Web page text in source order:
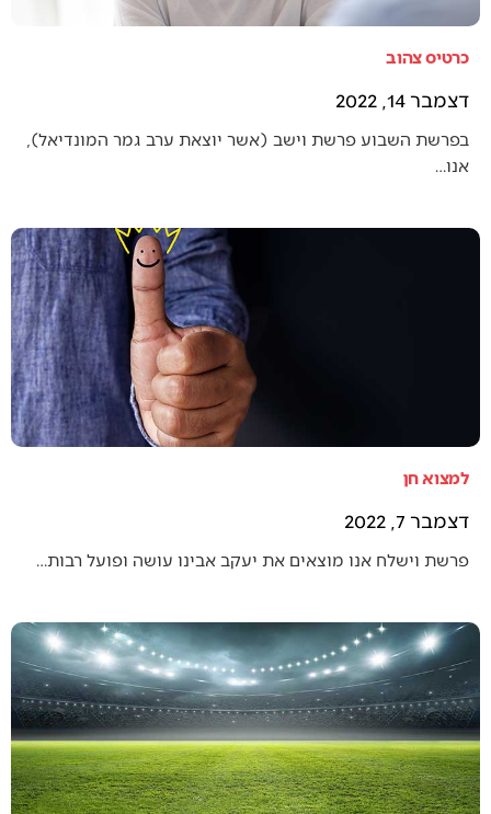
כרטיס צהוב
דצמבר 14, 2022
בפרשת השבוע פרשת וישב (אשר יוצאת ערב גמר המונדיאל),
אנו…
למצוא חן
דצמבר 7, 2022
פרשת וישלח אנו מוצאים את יעקב אבינו עושה ופועל רבות…